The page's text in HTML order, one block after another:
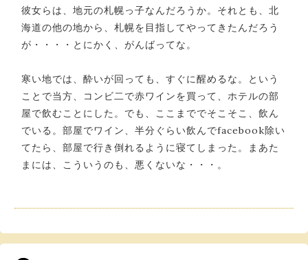
彼女らは、地元の札幌っ子なんだろうか。それとも、北
海道の他の地から、札幌を目指してやってきたんだろう
が・・・・とにかく、がんばってな。
寒い地では、酔いが回っても、すぐに醒めるな。という
ことで当方、コンビ二で赤ワインを買って、ホテルの部
屋で飲むことにした。でも、ここまででそこそこ、飲ん
でいる。部屋でワイン、半分ぐらい飲んでfacebook除い
てたら、部屋で行き倒れるように寝てしまった。まあた
まには、こういうのも、悪くないな・・・。